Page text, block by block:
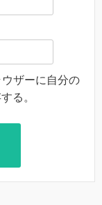
ザーに自分の
る。